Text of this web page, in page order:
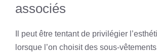
associés
Il peut être tentant de privilégier
lorsque l’on choisit des sous-